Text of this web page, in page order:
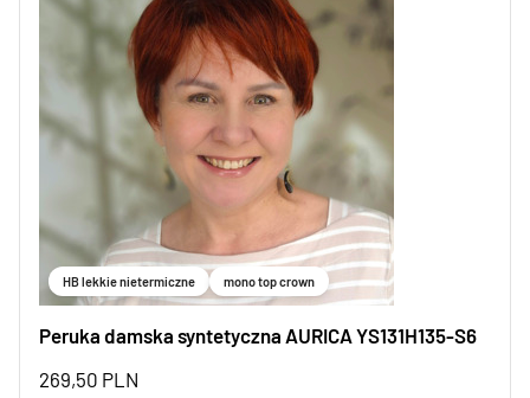
HB lekkie nietermiczne mono top crown
Peruka damska syntetyczna AURICA YS131H135-S6
269,50 PLN